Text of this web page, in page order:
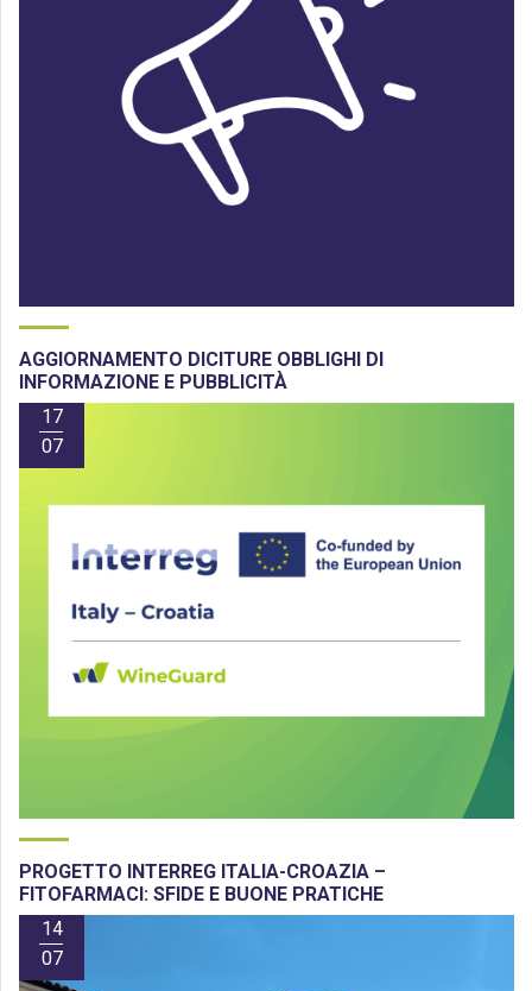
AGGIORNAMENTO DICITURE OBBLIGHI DI
INFORMAZIONE E PUBBLICITÀ
17
07
PROGETTO INTERREG ITALIA-CROAZIA –
FITOFARMACI: SFIDE E BUONE PRATICHE
14
07